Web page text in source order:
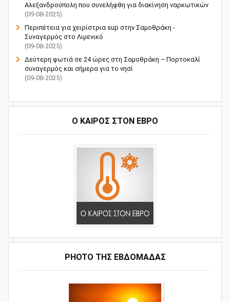
Αλεξανδρούπολη που συνελήφθη για διακίνηση ναρκωτικών
(09-08-2025)
Περιπέτεια για χειρίστρια sup στην Σαμοθράκη -
Συναγερμός στο Λιμενικό
(09-08-2025)
Δεύτερη φωτιά σε 24 ώρες στη Σαμοθράκη – Πορτοκαλί
συναγερμός και σήμερα για το νησί
(09-08-2025)
Ο ΚΑΙΡΟΣ ΣΤΟΝ ΕΒΡΟ
PHOTO ΤΗΣ ΕΒΔΟΜΑΔΑΣ